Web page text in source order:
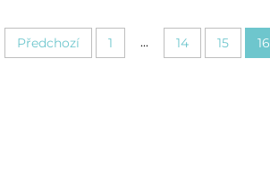
Předchozí 1 ... 14 15 16